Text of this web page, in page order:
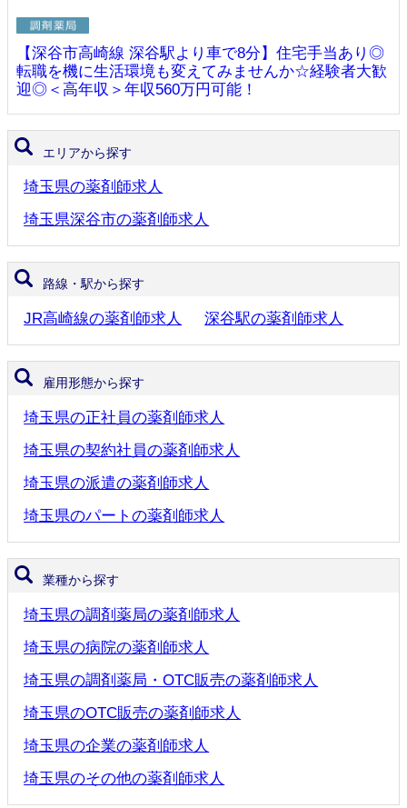
【深谷市高崎線 深谷駅より車で8分】住宅手当あり◎
転職を機に生活環境も変えてみませんか☆経験者大歓
迎◎＜高年収＞年収560万円可能！
エリアから探す
埼玉県の薬剤師求人
埼玉県深谷市の薬剤師求人
路線・駅から探す
JR高崎線の薬剤師求人 深谷駅の薬剤師求人
雇用形態から探す
埼玉県の正社員の薬剤師求人
埼玉県の契約社員の薬剤師求人
埼玉県の派遣の薬剤師求人
埼玉県のパートの薬剤師求人
業種から探す
埼玉県の調剤薬局の薬剤師求人
埼玉県の病院の薬剤師求人
埼玉県の調剤薬局・OTC販売の薬剤師求人
埼玉県のOTC販売の薬剤師求人
埼玉県の企業の薬剤師求人
埼玉県のその他の薬剤師求人